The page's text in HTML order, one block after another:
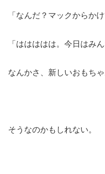
「なんだ？マックからかけ
「ははははは。今日はみ
なんかさ、新しいおもち
そうなのかもしれない。